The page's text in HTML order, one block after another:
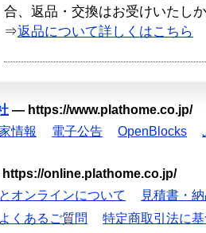
合、返品・交換はお受けいたし
⇒返品について詳しくはこちら
— https://www.plathome.co.jp/
情報 電子公告 OpenBlocks
https://online.plathome.co.jp/
オンラインについて
見積書・
よくあるご質問
特定商取引法に